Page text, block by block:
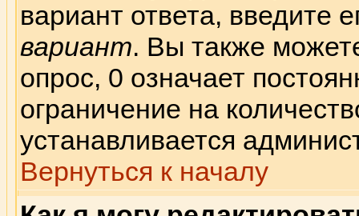
вариант ответа, введите
вариант. Вы также
опрос, 0 означает
ограничение на
устанавливается
Вернуться к началу